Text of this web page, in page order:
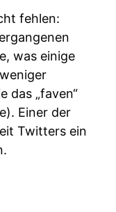
fehlen:
was einige
das „faven“
Einer der
Twitters ein